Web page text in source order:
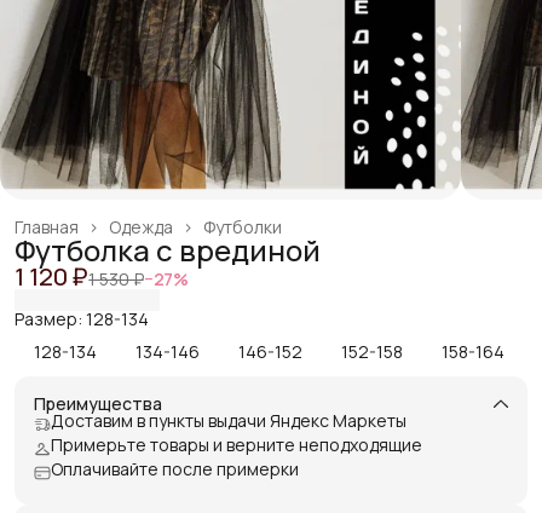
Футболки
Одежда ›
Главная ›
Футболка с врединой
1 120 ₽1 530 ₽−27%
Размер: 128-134
128-134
134-146 146-152 152-158 158-164
Преимущества
Доставим в пункты выдачи Яндекс Маркеты
Примерьте товары и верните неподходящие
Оплачивайте после примерки